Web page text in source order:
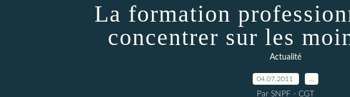
La formation
concentrer sur les
Actualité
04.07.2011
Par SNPF - CGT